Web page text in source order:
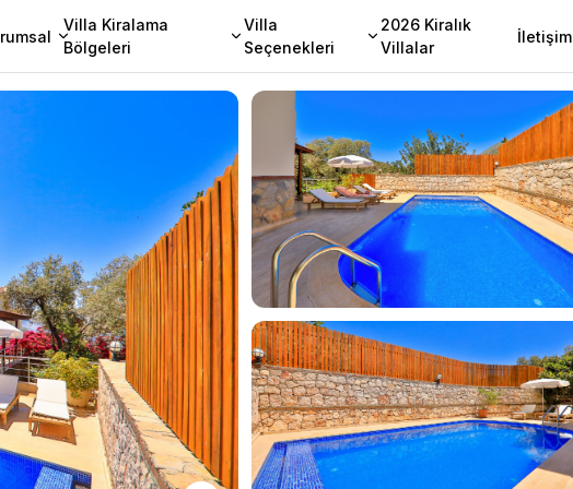
Villa Kiralama
Bölgeleri
Villa
Seçenekleri
2026 Kiralık
Villalar
İletişim